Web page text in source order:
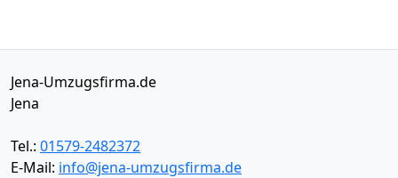
Jena-Umzugsfirma.de
Jena
Tel.: 01579-2482372
E-Mail: info@jena-umzugsfirma.de